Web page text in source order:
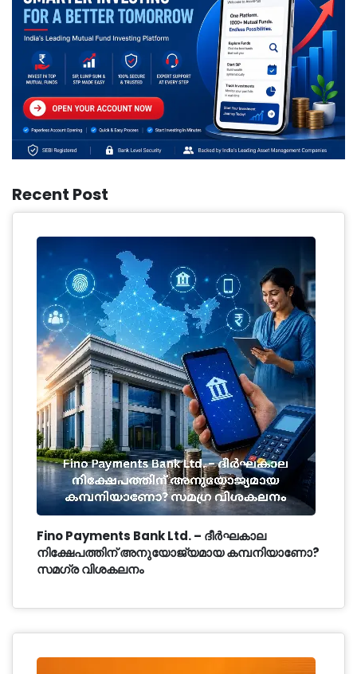
Recent Post
Fino Payments Bank Ltd. – ദീർഘകാല
നിക്ഷേപത്തിന് അനുയോജ്യമായ കമ്പനിയാണോ?
സമഗ്ര വിശകലനം